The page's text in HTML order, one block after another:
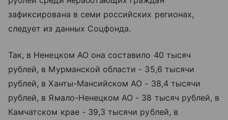
зафиксирована в семи российских регионах,
следует из данных Соцфонда.
Так, в Ненецком АО она составило 40 тысяч
рублей, в Мурманской области - 35,6 тысячи
рублей, в Ханты-Мансийском АО - 38,4 тысячи
рублей, в Ямало-Ненецком АО - 38 тысяч рублей, в
Камчатском крае - 39,3 тысячи рублей, в